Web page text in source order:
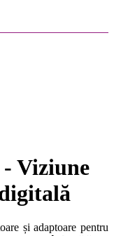
Viziune
și adaptoare pentru